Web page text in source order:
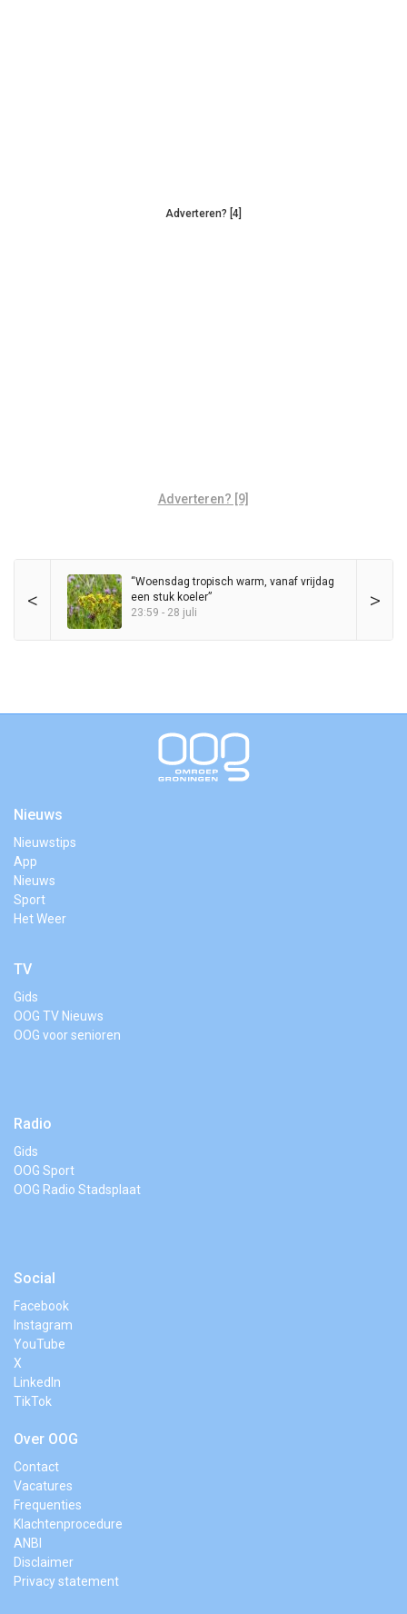
Adverteren? [4]
Adverteren? [9]
< >
“Woensdag tropisch warm, vanaf vrijdag
een stuk koeler”
23:59 - 28 juli
Nieuws
Nieuwstips
App
Nieuws
Sport
Het Weer
TV
Gids
OOG TV Nieuws
OOG voor senioren
Radio
Gids
OOG Sport
OOG Radio Stadsplaat
Social
Facebook
Instagram
YouTube
X
LinkedIn
TikTok
Over OOG
Contact
Vacatures
Frequenties
Klachtenprocedure
ANBI
Disclaimer
Privacy statement